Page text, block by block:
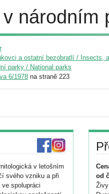
národním
a ostatní bezobratlí / Insects,
parky / National parks
6/1978 na straně 223
v letošním
svého vzniku a při
spolupráci
od